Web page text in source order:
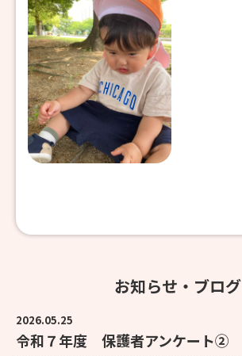
お知らせ・ブログ
2026.05.25
令和７年度 保護者アンケート②